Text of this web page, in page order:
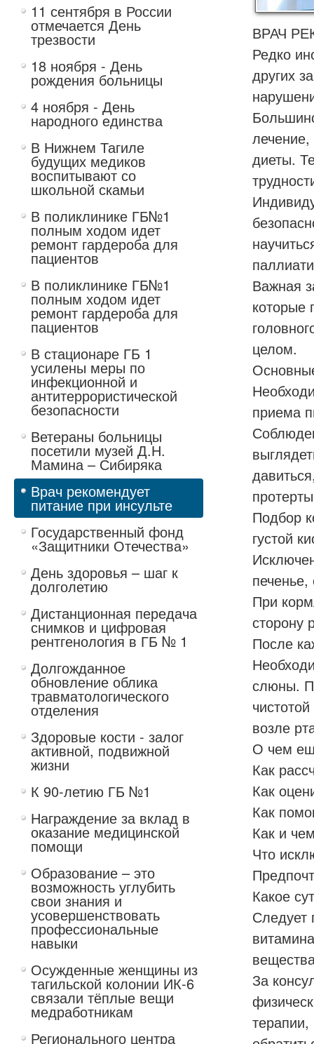
11 сентября в России
отмечается День
трезвости
18 ноября - День
рождения больницы
4 ноября - День
народного единства
В Нижнем Тагиле
будущих медиков
воспитывают со
школьной скамьи
В поликлинике ГБ№1
полным ходом идет
ремонт гардероба для
пациентов
В поликлинике ГБ№1
полным ходом идет
ремонт гардероба для
пациентов
В стационаре ГБ 1
усилены меры по
инфекционной и
антитеррористической
безопасности
Ветераны больницы
посетили музей Д.Н.
Мамина – Сибиряка
Врач рекомендует
питание при инсульте
Государственный фонд
«Защитники Отечества»
День здоровья – шаг к
долголетию
Дистанционная передача
снимков и цифровая
рентгенология в ГБ № 1
Долгожданное
обновление облика
травматологического
отделения
Здоровые кости - залог
активной, подвижной
жизни
К 90-летию ГБ №1
Награждение за вклад в
оказание медицинской
помощи
Образование – это
возможность углубить
свои знания и
усовершенствовать
профессиональные
навыки
Осужденные женщины из
тагильской колонии ИК-6
связали тёплые вещи
медработникам
Регионального центра
ВРАЧ
Редко
других
диеты.
Важная
которые
целом.
приема
Подбор
густой
печенье,
При
сторону
После
слюны.
возле
О чем
Как
Как
Как
Как и
Что
Какое
Следует
За